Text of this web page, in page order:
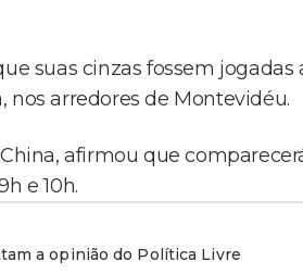
suas cinzas fossem jogadas
nos arredores de Montevidéu.
afirmou que
e 10h.
a opinião do Política Livre